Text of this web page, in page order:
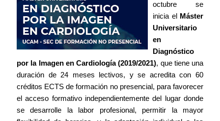
octubre se
inicia el
Máster
Universitario
en
Diagnóstico
por la Imagen en Cardiología (2019/2021), que tiene una
duración de 24 meses lectivos, y se acredita con 60
créditos ECTS de formación no presencial, para favorecer
el acceso formativo independientemente del lugar donde
se desarrolle la labor profesional, permitir la mayor